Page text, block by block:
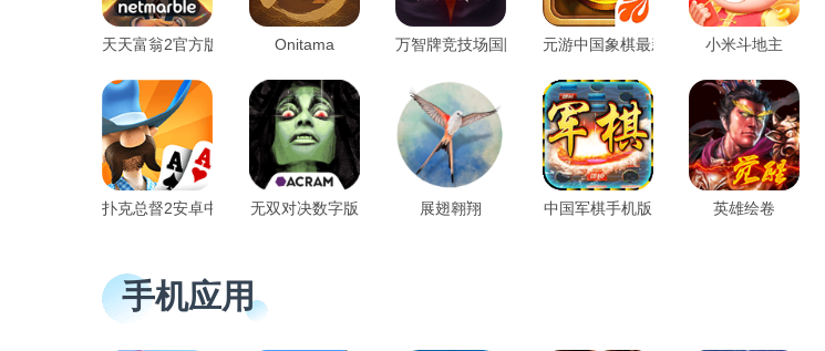
天天富翁2官方版(meta world)
Onitama 万智牌竞技场国际服 元游中国象棋最新版 小米斗地主
扑克总督2安卓中文版 无双对决数字版 展翅翱翔 中国军棋手机版 英雄绘卷
手机应用